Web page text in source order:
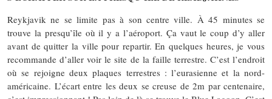
Reykjavik ne se limite pas à son centre ville. À 45 minutes se
trouve la presqu’île où il y a l’aéroport. Ça vaut le coup d’y aller
avant de quitter la ville pour repartir. En quelques heures, je vous
recommande d’aller voir le site de la faille terrestre. C’est l’endroit
où se rejoigne deux plaques terrestres : l’eurasienne et la nord-
américaine. L’écart entre les deux se creuse de 2m par centenaire,